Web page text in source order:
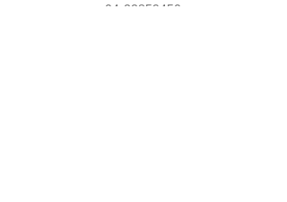
04-22859450